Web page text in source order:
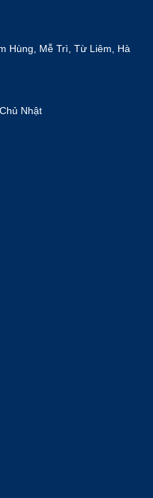
Hùng, Mễ Trì, Từ Liêm, Hà
Nhật